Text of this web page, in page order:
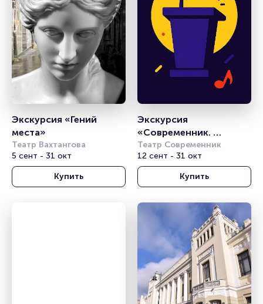
Экскурсия «Гений
места»
Театр Вахтангова
5 сент - 31 окт
Купить
Экскурсия
«Современник.
Путешествие во
времени»
Театр Современник
12 сент - 31 окт
Купить